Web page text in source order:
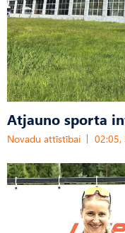
Atjauno sporta
Novadu attīstībai 02:05,